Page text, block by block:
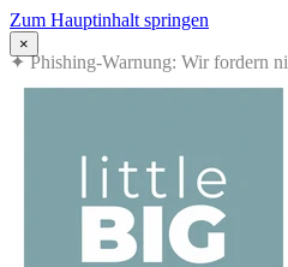
Zum Hauptinhalt springen
✦Summer in the City: 10% Rabatt
×